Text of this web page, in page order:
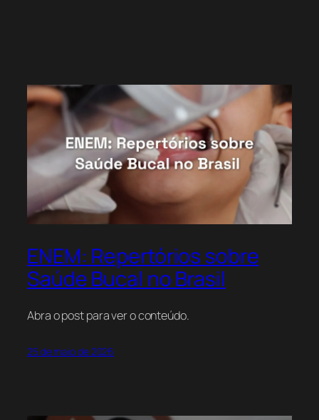
ENEM: Repertórios sobre
Saúde Bucal no Brasil
Abra o post para ver o conteúdo.
25 de maio de 2026